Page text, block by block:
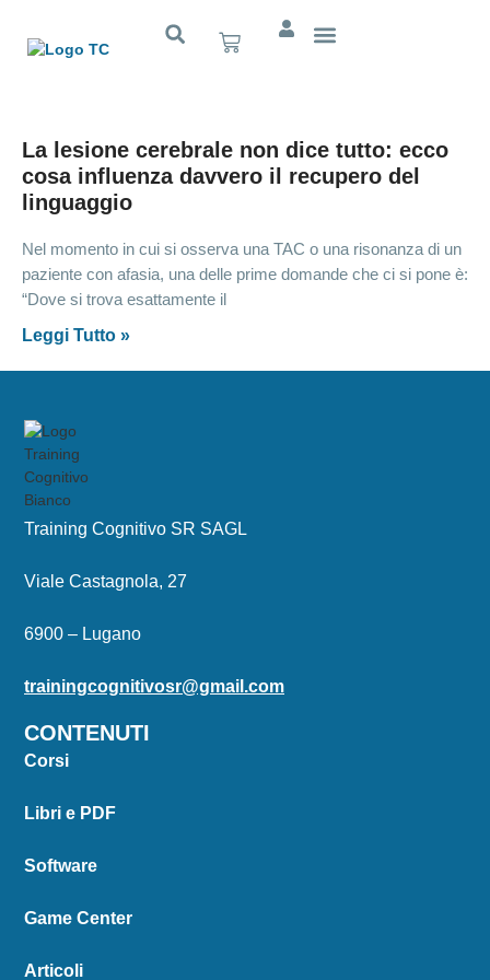
La lesione cerebrale non dice tutto: ecco
cosa influenza davvero il recupero del
linguaggio
Nel momento in cui si osserva una TAC o una risonanza di un
paziente con afasia, una delle prime domande che ci si pone è:
“Dove si trova esattamente il
Leggi Tutto »
Training Cognitivo SR SAGL
Viale Castagnola, 27
6900 – Lugano
trainingcognitivosr@gmail.com
CONTENUTI
Corsi
Libri e PDF
Software
Game Center
Articoli